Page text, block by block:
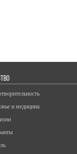
и медицина